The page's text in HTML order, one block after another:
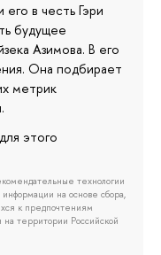
в честь Гэри
будущее
Азимова. В его
Она подбирает
метрик
этого
технологии
на основе сбора,
к предпочтениям
территории Российской